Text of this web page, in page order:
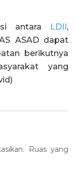
antara LDII ,
ASAD dapat
berikutnya
yang
Ruas yang